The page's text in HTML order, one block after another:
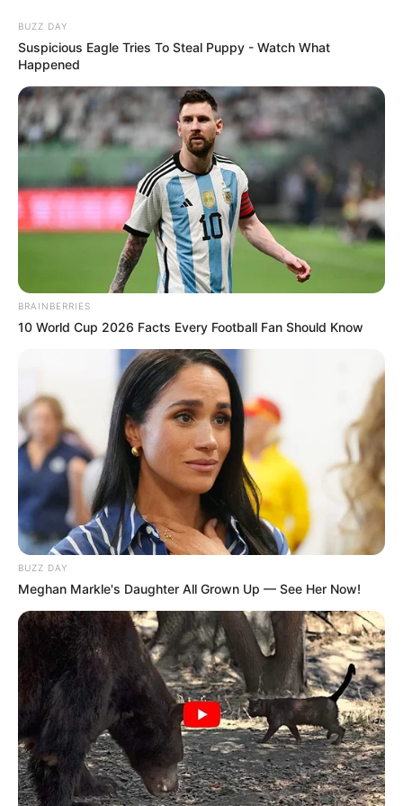
Lembrancinha Para o dia Das
Mães com Garrafa PET
lembrancinhas para o dia das mães não podem
ser só bonitas, elas também precisam ser úteis e
ter a cara da homenageada. Afinal, a pior coisa
que existe é receber algo que não tem nada a ver
com a gente, não é verdade?
Se você planeja presentear alguma mamãe nos
BUZZ DAY
Suspicious Eagle Tries To Steal Puppy - Watch What
Happened
BRAINBERRIES
10 World Cup 2026 Facts Every Football Fan Should Know
BUZZ DAY
Meghan Markle's Daughter All Grown Up — See Her Now!